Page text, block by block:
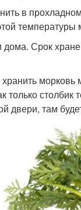
в
температуры
Срок
только
двери, там